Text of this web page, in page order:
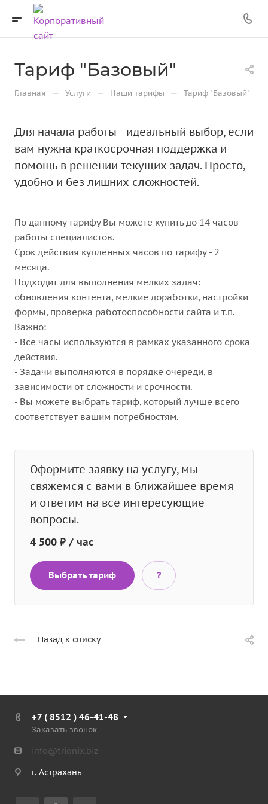
Тариф "Базовый"
Главная — Услуги — Наши тарифы — Тариф "Базовый"
Для начала работы - идеальный выбор, если
вам нужна краткосрочная поддержка и
помощь в решении текущих задач. Просто,
удобно и без лишних сложностей.
По данному тарифу Вы можете купить до 14 часов
работы специалистов.
Срок действия купленных часов по тарифу - 2
месяца.
Подходит для выполнения мелких задач:
обновления контента, мелкие доработки, настройки
формы, проверка работоспособности сайта и т.п.
Важно:
- Все часы используются в рамках указанного срока
действия.
- Задачи выполняются в порядке очереди, в
зависимости от сложности и срочности.
- Вы можете выбрать тариф, который лучше всего
соответствует вашим потребностям.
Оформите заявку на услугу, мы
свяжемся с вами в ближайшее время
и ответим на все интересующие
вопросы.
4 500 ₽ / час
Выбрать тариф ?
Назад к списку
+7 ( 8512 ) 46-41-48
Заказать звонок
info@trionix.biz
г. Астрахань